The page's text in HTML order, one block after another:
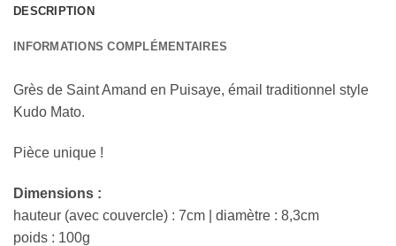
DESCRIPTION
INFORMATIONS COMPLÉMENTAIRES
Grès de Saint Amand en Puisaye, émail traditionnel style
Kudo Mato.
Pièce unique !
Dimensions :
hauteur (avec couvercle) : 7cm | diamètre : 8,3cm
poids : 100g